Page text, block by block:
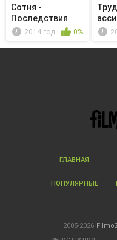
Сотня -
Последствия
2014 год 0%
ГЛАВНАЯ
ПОПУЛЯРНЫЕ
2005-2026